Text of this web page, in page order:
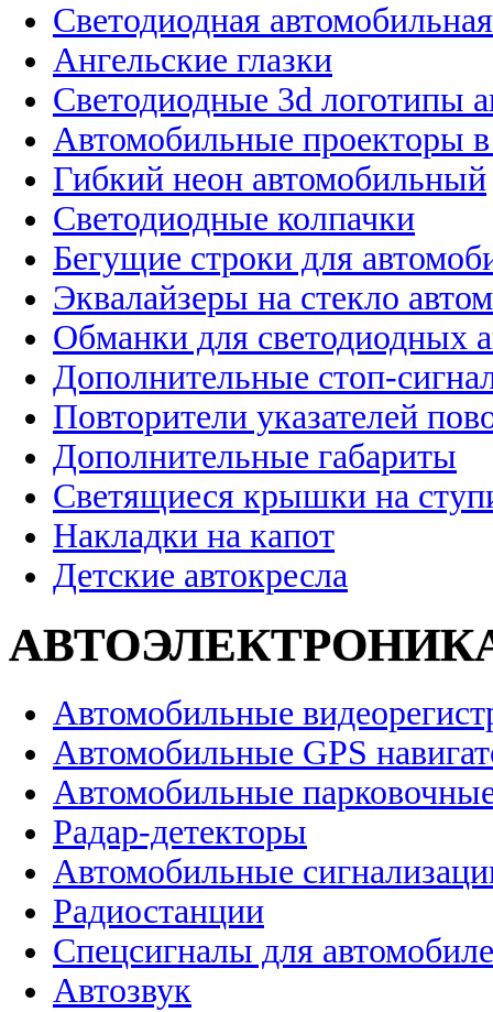
Светодиодная
Ангельские глазки
Светодиодные 3d логотипы
Автомобильные проекторы
Гибкий неон автомобильный
Светодиодные колпачки
Бегущие строки для
Эквалайзеры на стекло
Обманки для светодиодных
Дополнительные стоп-
Повторители указателей
Дополнительные габариты
Светящиеся крышки на
Накладки на капот
Детские автокресла
Автомобильные
Автомобильные GPS
Автомобильные
Радар-детекторы
Автомобильные
Радиостанции
Спецсигналы для
Автозвук